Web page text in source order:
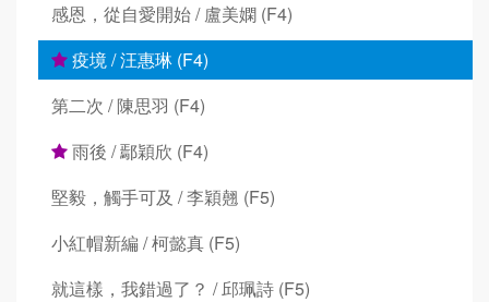
感恩，從自愛開始 / 盧美嫻 (F4)
疫境 / 汪惠琳 (F4)
第二次 / 陳思羽 (F4)
雨後 / 鄢穎欣 (F4)
堅毅，觸手可及 / 李穎翹 (F5)
小紅帽新編 / 柯懿真 (F5)
就這樣，我錯過了？ / 邱珮詩 (F5)